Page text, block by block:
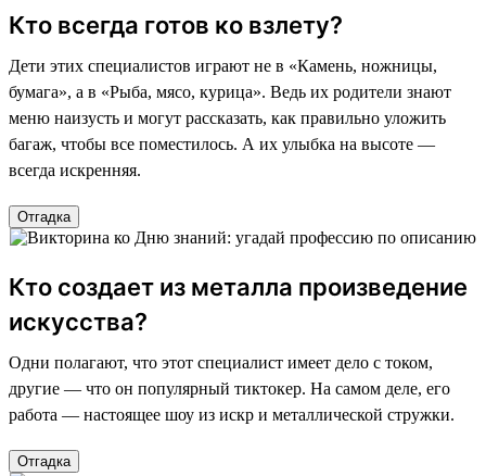
Кто всегда готов ко взлету?
Дети этих специалистов играют не в «Камень, ножницы,
бумага», а в «Рыба, мясо, курица». Ведь их родители знают
меню наизусть и могут рассказать, как правильно уложить
багаж, чтобы все поместилось. А их улыбка на высоте —
всегда искренняя.
Отгадка
Кто создает из металла произведение
искусства?
Одни полагают, что этот специалист имеет дело с током,
другие — что он популярный тиктокер. На самом деле, его
работа — настоящее шоу из искр и металлической стружки.
Отгадка